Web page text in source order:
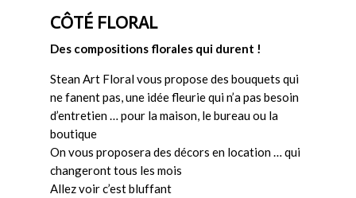
CÔTÉ FLORAL
Des compositions florales qui durent !
Stean Art Floral vous propose des bouquets qui
ne fanent pas, une idée fleurie qui n’a pas besoin
d’entretien … pour la maison, le bureau ou la
boutique
On vous proposera des décors en location … qui
changeront tous les mois
Allez voir c’est bluffant